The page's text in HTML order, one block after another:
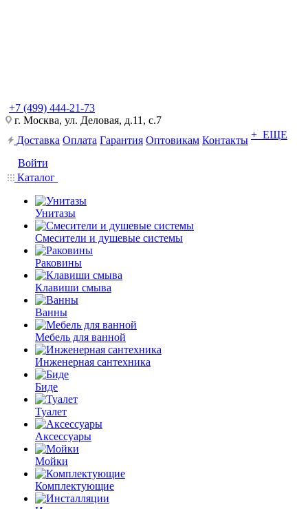
+7 (499) 444-21-73
г. Москва, ул. Деловая, д.11, с.7
Доставка Оплата Гарантия Оптовикам Контакты + ЕЩЕ
Войти
Каталог
Унитазы
Смесители и душевые системы
Раковины
Клавиши смыва
Ванны
Мебель для ванной
Инженерная сантехника
Биде
Туалет
Аксессуары
Мойки
Комплектующие